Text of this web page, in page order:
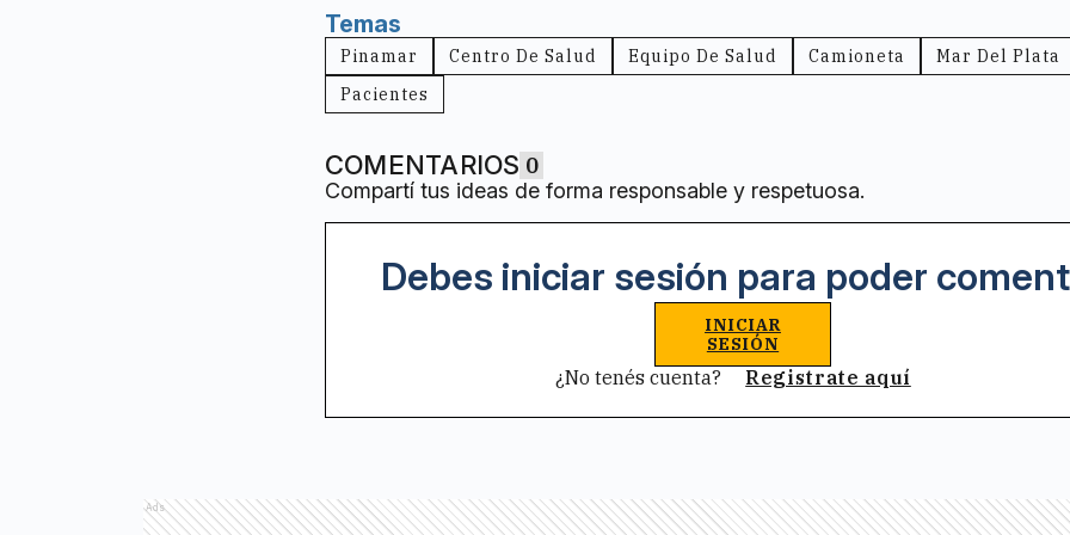
Temas
Pinamar Centro De Salud Equipo De Salud Camioneta
Mar Del Plata
Pacientes
COMENTARIOS 0
Compartí tus ideas de forma responsable y respetuosa.
Debes iniciar sesión para poder
INICIAR
SESIÓN
¿No tenés cuenta? Registrate aquí
Ads